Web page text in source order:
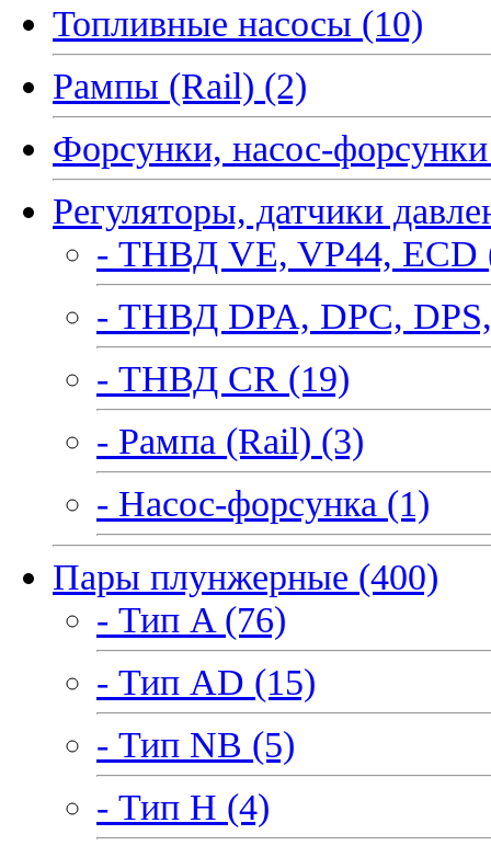
Топливные насосы (10)
Рампы (Rail) (2)
Форсунки, насос-
Регуляторы, датчики
- ТНВД VE, VP44, ECD
- ТНВД DPA, DPC,
- ТНВД CR (19)
- Рампа (Rail) (3)
- Насос-форсунка (1)
Пары плунжерные (400)
- Тип A (76)
- Тип AD (15)
- Тип NB (5)
- Тип H (4)